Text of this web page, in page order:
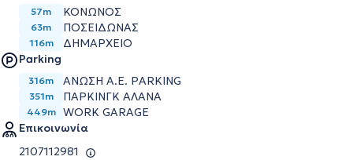
57m ΚΟΝΩΝΟΣ
63m ΠΟΣΕΙΔΩΝΑΣ
116m
ΔΗΜΑΡΧΕΙΟ
Parking
316m ΑΝΩΣΗ Α.Ε. PARKING
351m ΠΑΡΚΙΝΓΚ ΑΛΑΝΑ
449m
WORK GARAGE
Επικοινωνία
2107112981